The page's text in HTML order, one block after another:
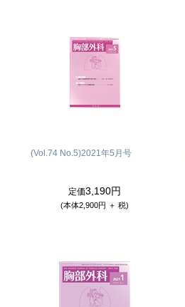
(Vol.74 No.5)2021年5月号
定価3,190円
(本体2,900円 ＋ 税)